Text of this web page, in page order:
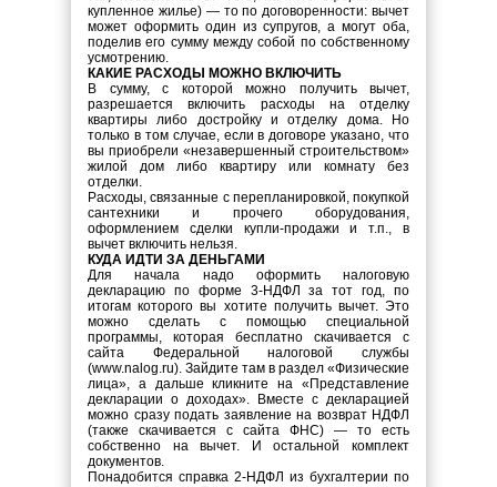
купленное жилье) — то по договоренности: вычет
может оформить один из супругов, а могут оба,
поделив его сумму между собой по собственному
усмотрению.
КАКИЕ РАСХОДЫ МОЖНО ВКЛЮЧИТЬ
В сумму, с которой можно получить вычет,
разрешается включить расходы на отделку
квартиры либо достройку и отделку дома. Но
только в том случае, если в договоре указано, что
вы приобрели «незавершенный строительством»
жилой дом либо квартиру или комнату без
отделки.
Расходы, связанные с перепланировкой, покупкой
сантехники и прочего оборудования,
оформлением сделки купли-продажи и т.п., в
вычет включить нельзя.
КУДА ИДТИ ЗА ДЕНЬГАМИ
Для начала надо оформить налоговую
декларацию по форме 3-НДФЛ за тот год, по
итогам которого вы хотите получить вычет. Это
можно сделать с помощью специальной
программы, которая бесплатно скачивается с
сайта Федеральной налоговой службы
(www.nalog.ru). Зайдите там в раздел «Физические
лица», а дальше кликните на «Представление
декларации о доходах». Вместе с декларацией
можно сразу подать заявление на возврат НДФЛ
(также скачивается с сайта ФНС) — то есть
собственно на вычет. И остальной комплект
документов.
Понадобится справка 2-НДФЛ из бухгалтерии по